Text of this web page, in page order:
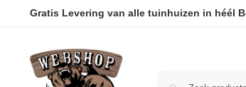
Gratis Levering van alle tuinhuizen in héél